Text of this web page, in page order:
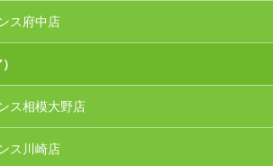
ス府中店
ス相模大野店
ス川崎店